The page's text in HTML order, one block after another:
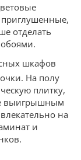
приглушенные,
отделать
шкафов
На полу
плитку,
выигрышным
на
и